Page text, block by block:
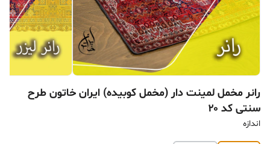
رانر مخمل لمینت دار (مخمل کوبیده) ایران خاتون طرح
سنتی کد ۲۰
اندازه